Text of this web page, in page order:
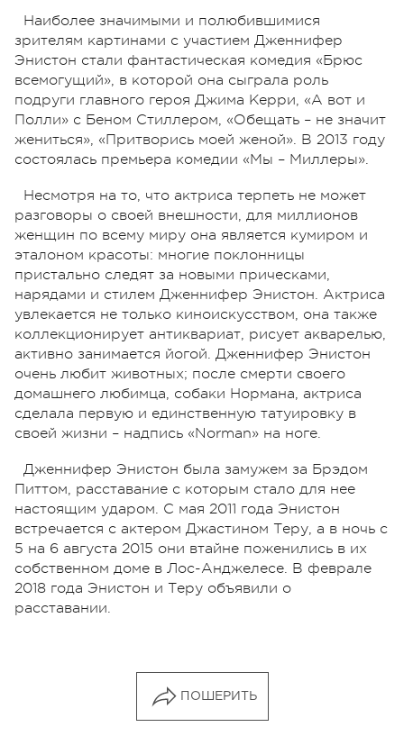
Наиболее значимыми и полюбившимися
зрителям картинами с участием Дженнифер
Энистон стали фантастическая комедия «Брюс
всемогущий», в которой она сыграла роль
подруги главного героя Джима Керри, «А вот и
Полли» с Беном Стиллером, «Обещать – не значит
жениться», «Притворись моей женой». В 2013 году
состоялась премьера комедии «Мы – Миллеры».
Несмотря на то, что актриса терпеть не может
разговоры о своей внешности, для миллионов
женщин по всему миру она является кумиром и
эталоном красоты: многие поклонницы
пристально следят за новыми прическами,
нарядами и стилем Дженнифер Энистон. Актриса
увлекается не только киноискусством, она также
коллекционирует антиквариат, рисует акварелью,
активно занимается йогой. Дженнифер Энистон
очень любит животных; после смерти своего
домашнего любимца, собаки Нормана, актриса
сделала первую и единственную татуировку в
своей жизни – надпись «Norman» на ноге.
Дженнифер Энистон была замужем за Брэдом
Питтом, расставание с которым стало для нее
настоящим ударом. С мая 2011 года Энистон
встречается с актером Джастином Теру, а в ночь с
5 на 6 августа 2015 они втайне поженились в их
собственном доме в Лос-Анджелесе. В феврале
2018 года Энистон и Теру объявили о
расставании.
ПОШЕРИТЬ